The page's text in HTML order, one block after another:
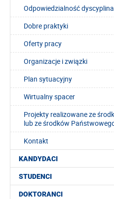
Odpowiedzialność
Dobre praktyki
Oferty pracy
Organizacje i związki
Plan sytuacyjny
Wirtualny spacer
Projekty realizowane ze
lub ze środków
Kontakt
KANDYDACI
STUDENCI
DOKTORANCI